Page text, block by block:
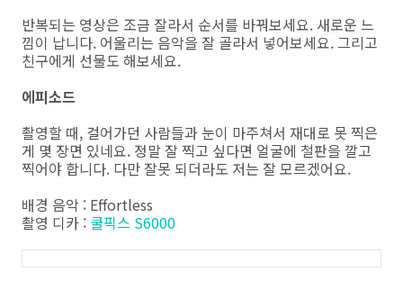
반복되는 영상은 조금 잘라서 순서를 바꿔보세요. 새로운 느
낌이 납니다. 어울리는 음악을 잘 골라서 넣어보세요. 그리고
친구에게 선물도 해보세요.
에피소드
촬영할 때, 걸어가던 사람들과 눈이 마주쳐서 재대로 못 찍은
게 몇 장면 있네요. 정말 잘 찍고 싶다면 얼굴에 철판을 깔고
찍어야 합니다. 다만 잘못 되더라도 저는 잘 모르겠어요.
배경 음악 : Effortless
촬영 디카 : 쿨픽스 S6000